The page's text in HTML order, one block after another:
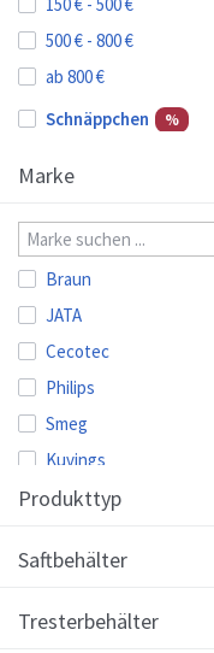
500 € - 800 €
ab 800 €
Schnäppchen
Marke
Braun
JATA
Cecotec
Philips
Smeg
Kuvings
Moulinex
Ariete
Produkttyp
Saftbehälter
Tresterbehälter